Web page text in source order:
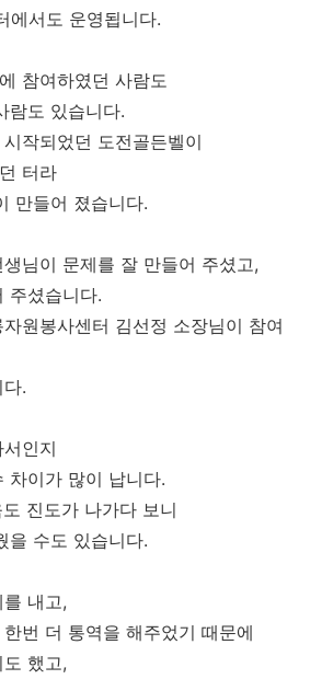
에서도 운영됩니다.
참여하였던 사람도
람도 있습니다.
작되었던 도전골든벨이
터라
만들어 졌습니다.
님이 문제를 잘 만들어 주셨고,
주셨습니다.
원봉사센터 김선정 소장님이 참여
.
인지
차이가 많이 납니다.
진도가 나가다 보니
을 수도 있습니다.
내고,
번 더 통역을 해주었기 때문에
했고,